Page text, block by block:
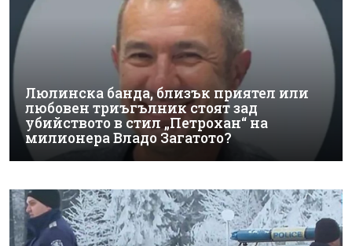
Люлинска банда, близък приятел или
любовен триъгълник стоят зад
убийството в стил „Петрохан“ на
милионера Владо Загатото?